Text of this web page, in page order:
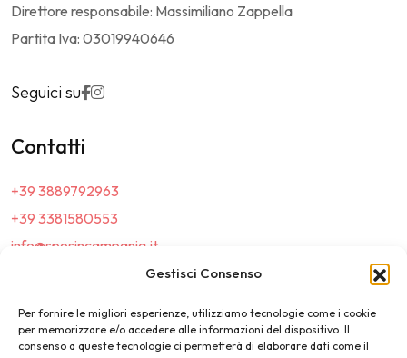
Gestisci Consenso
Per fornire le migliori esperienze, utilizziamo tecnologie come i cookie
per memorizzare e/o accedere alle informazioni del dispositivo. Il
consenso a queste tecnologie ci permetterà di elaborare dati come il
Direttore responsabile: Massimiliano Zappella
Partita Iva: 03019940646
Seguici su
Contatti
+39 3889792963
+39 3381580553
info@sposincampania.it
sposincampania@pec.it
Link